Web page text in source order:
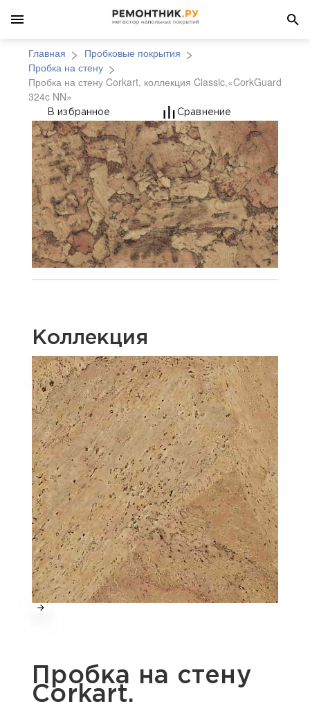
Главная
Пробковые покрытия
Пробка на стену
Пробка на стену Corkart, коллекция Classic,«CorkGuard
324c NN»
Пробка на стену
В избранное Сравнение
Коллекция
Пробка на стену
Corkart,